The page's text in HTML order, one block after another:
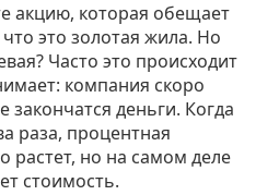
акцию, которая обещает
это золотая жила. Но
Часто это происходит
компания скоро
закончатся деньги. Когда
раза, процентная
растет, но на самом деле
стоимость.